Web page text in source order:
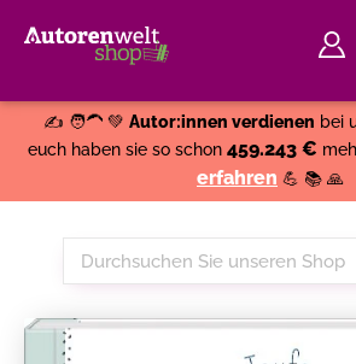
✍️ 🧑‍🦱 💚 Autor:innen verdienen bei
euch haben sie so schon 459.243 €
erfahren 💪 📚 🙏
Durchsuchen
Sie
Shop